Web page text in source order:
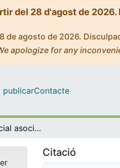
del 28 d'agost de
de agosto de 2026.
apologize for any
publicarContacte
El dolor miofascial asociado a puntos gatillo: revisión de la literatura (I): epidemiología, clínica y etiopatogenia
Citació